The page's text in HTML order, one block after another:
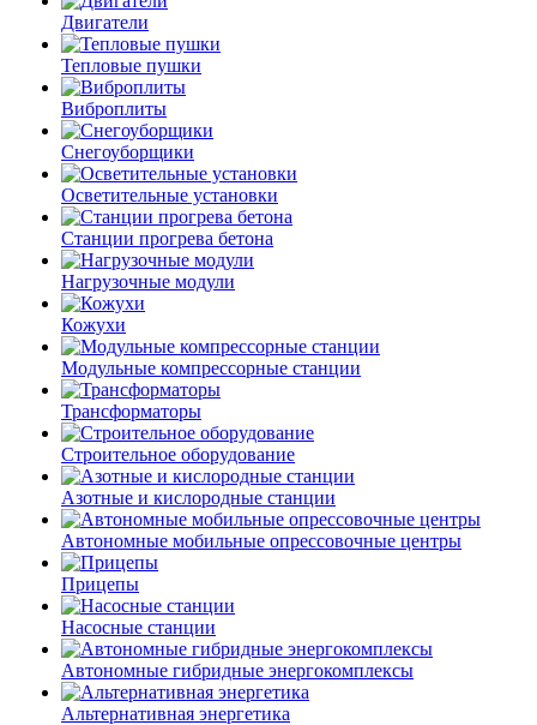
Двигатели
Тепловые пушки
Виброплиты
Снегоуборщики
Осветительные установки
Станции прогрева бетона
Нагрузочные модули
Кожухи
Модульные компрессорные станции
Трансформаторы
Строительное оборудование
Азотные и кислородные станции
Автономные мобильные опрессовочные центры
Прицепы
Насосные станции
Автономные гибридные энергокомплексы
Альтернативная энергетика